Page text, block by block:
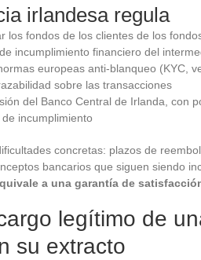
irlandesa regula
los fondos de los clientes de los
incumplimiento financiero del
europeas anti-blanqueo (KYC,
sobre las transacciones
del Banco Central de Irlanda, con
incumplimiento
concretas: plazos de
bancarios que siguen siendo
a una garantía de
legítimo de
su extracto